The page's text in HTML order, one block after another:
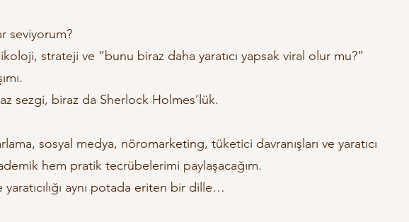
seviyorum?
strateji ve “bunu biraz daha yaratıcı yapsak viral olur mu?”
sezgi, biraz da Sherlock Holmes’lük.
sosyal medya, nöromarketing, tüketici davranışları ve yaratıcı
hem pratik tecrübelerimi paylaşacağım.
aynı potada eriten bir dille…